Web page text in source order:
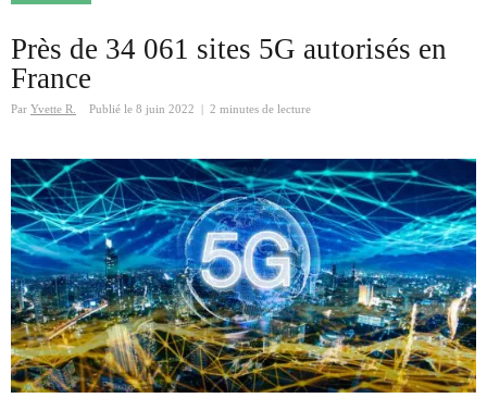
Près de 34 061 sites 5G autorisés en
France
Par Yvette R. Publié le 8 juin 2022 2 minutes de lecture